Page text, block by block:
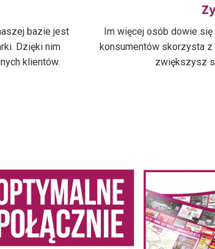
bazie jest
Dzięki nim
klientów.
Im więcej osób dowie
konsumentów skorzysta
zwiększysz